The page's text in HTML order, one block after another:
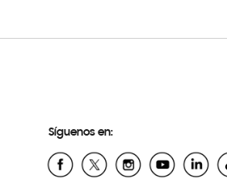
Síguenos en: